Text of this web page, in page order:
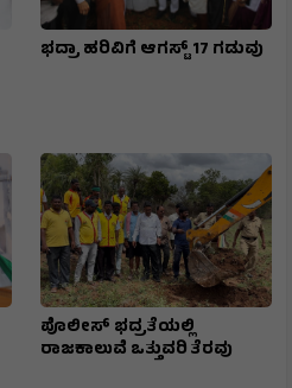
ಭದ್ರಾ ಹರಿವಿಗೆ ಆಗಸ್ಟ್ 17 ಗಡುವು
ಪೊಲೀಸ್ ಭದ್ರತೆಯಲ್ಲಿ
ರಾಜಕಾಲುವೆ ಒತ್ತುವರಿ ತೆರವು